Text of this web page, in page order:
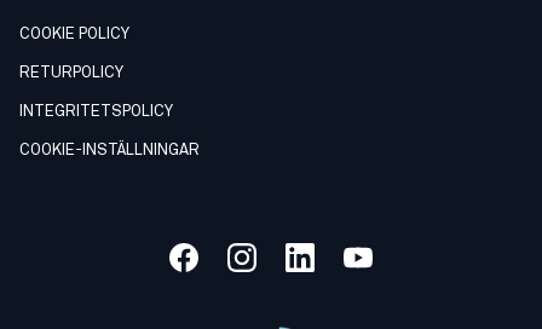
COOKIE POLICY
RETURPOLICY
INTEGRITETSPOLICY
COOKIE-INSTÄLLNINGAR